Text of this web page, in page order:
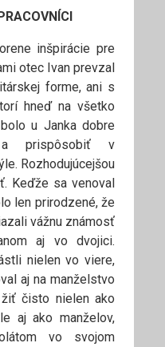
inšpirácie pre
otec Ivan prevzal
forme, ani s
hneď na všetko
u Janka dobre
a prispôsobiť v
Rozhodujúcejšou
Keďže sa venoval
len prirodzené, že
vážnu známosť
aj vo dvojici.
nielen vo viere,
aj na manželstvo
čisto nielen ako
aj ako manželov,
vo svojom